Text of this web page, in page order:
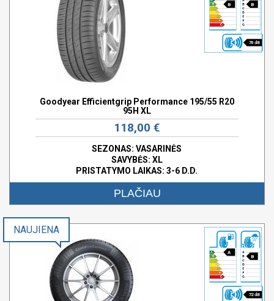
B B
70 dB
Goodyear Efficientgrip Performance 195/55 R20
95H XL
118,00 €
SEZONAS: VASARINĖS
SAVYBĖS: XL
PRISTATYMO LAIKAS: 3-6 D.D.
PLAČIAU
A
B
72 dB
NAUJIENA